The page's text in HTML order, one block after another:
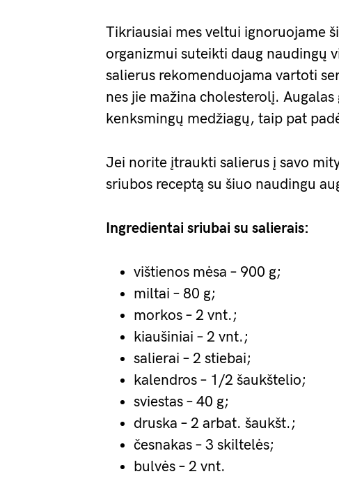
Tikriausiai mes veltui ignoruojame
organizmui suteikti daug naudingų
salierus rekomenduojama vartoti
nes jie mažina cholesterolį.
kenksmingų medžiagų, taip pat
Jei norite įtraukti salierus į savo
sriubos receptą su šiuo naudingu
Ingredientai sriubai su salierais:
vištienos mėsa – 900 g;
miltai – 80 g;
morkos – 2 vnt.;
kiaušiniai – 2 vnt.;
salierai – 2 stiebai;
kalendros – 1/2 šaukštelio;
sviestas – 40 g;
druska – 2 arbat. šaukšt.;
česnakas – 3 skiltelės;
bulvės – 2 vnt.